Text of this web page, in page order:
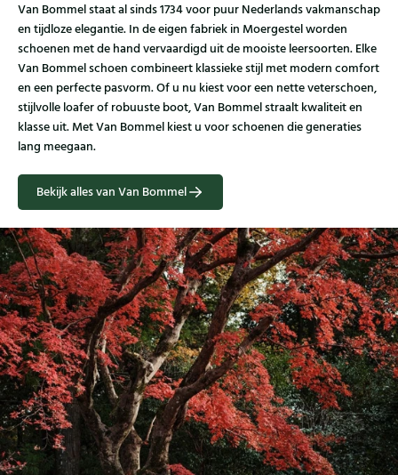
Van Bommel staat al sinds 1734 voor puur Nederlands vakmanschap
en tijdloze elegantie. In de eigen fabriek in Moergestel worden
schoenen met de hand vervaardigd uit de mooiste leersoorten. Elke
Van Bommel schoen combineert klassieke stijl met modern comfort
en een perfecte pasvorm. Of u nu kiest voor een nette veterschoen,
stijlvolle loafer of robuuste boot, Van Bommel straalt kwaliteit en
klasse uit. Met Van Bommel kiest u voor schoenen die generaties
lang meegaan.
Bekijk alles van Van Bommel